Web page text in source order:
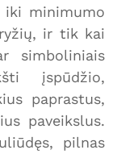
iki minimumo
ir tik kai
simboliniais
įspūdžio,
paprastus,
paveikslus.
pilnas